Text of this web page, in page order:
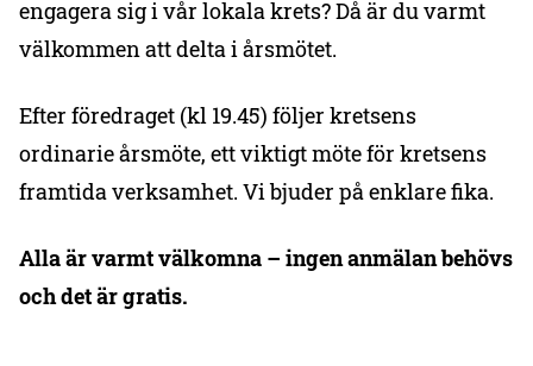
engagera sig i vår lokala krets? Då är du varmt
välkommen att delta i årsmötet.
Efter föredraget (kl 19.45) följer kretsens
ordinarie årsmöte, ett viktigt möte för kretsens
framtida verksamhet. Vi bjuder på enklare fika.
Alla är varmt välkomna – ingen anmälan behövs
och det är gratis.